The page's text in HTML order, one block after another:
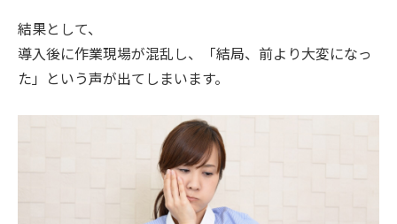
結果として、
導入後に作業現場が混乱し、「結局、前より大変になっ
た」という声が出てしまいます。